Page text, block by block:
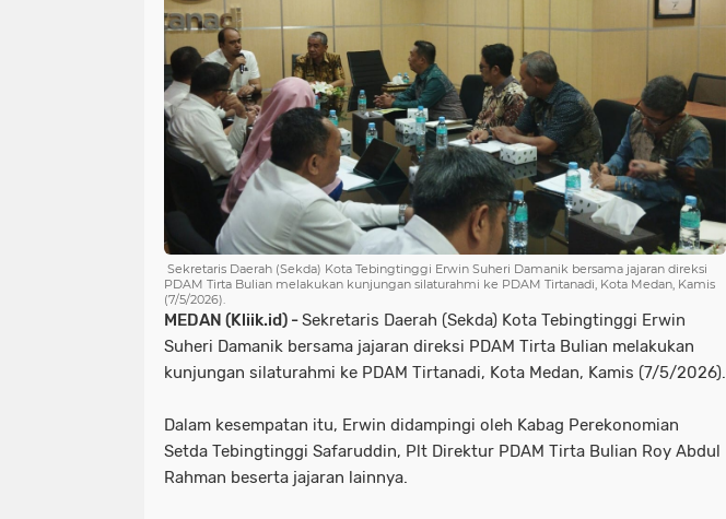
Sekretaris Daerah (Sekda) Kota Tebingtinggi Erwin Suheri Damanik bersama jajaran direksi
PDAM Tirta Bulian melakukan kunjungan silaturahmi ke PDAM Tirtanadi, Kota Medan, Kamis
(7/5/2026).
MEDAN (Kliik.id) -Sekretaris Daerah (Sekda) Kota Tebingtinggi Erwin
Suheri Damanik bersama jajaran direksi PDAM Tirta Bulian melakukan
kunjungan silaturahmi ke PDAM Tirtanadi, Kota Medan, Kamis (7/5/2026).
Dalam kesempatan itu, Erwin didampingi oleh Kabag Perekonomian
Setda Tebingtinggi Safaruddin, Plt Direktur PDAM Tirta Bulian Roy Abdul
Rahman beserta jajaran lainnya.